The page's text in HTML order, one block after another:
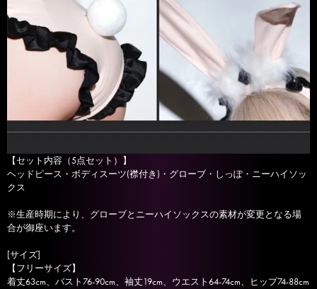
【セット内容（5点セット）】
ヘッドピース・ボディスーツ(襟付き)・グローブ・しっぽ・ニーハイソッ
クス
※生産時期により、グローブとニーハイソックスの素材が変更となる場
合が御座います。
[サイズ]
【フリーサイズ】
着丈63cm、バスト76-90cm、袖丈19cm、ウエスト64-74cm、ヒップ74-88cm